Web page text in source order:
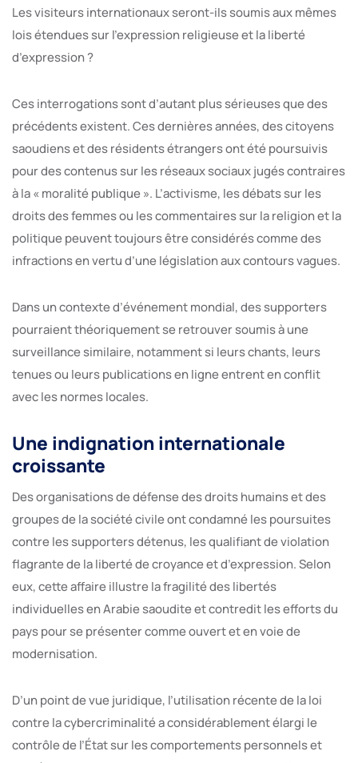
Les visiteurs internationaux seront-ils soumis aux mêmes
lois étendues sur l’expression religieuse et la liberté
d’expression ?
Ces interrogations sont d’autant plus sérieuses que des
précédents existent. Ces dernières années, des citoyens
saoudiens et des résidents étrangers ont été poursuivis
pour des contenus sur les réseaux sociaux jugés contraires
à la « moralité publique ». L’activisme, les débats sur les
droits des femmes ou les commentaires sur la religion et la
politique peuvent toujours être considérés comme des
infractions en vertu d’une législation aux contours vagues.
Dans un contexte d’événement mondial, des supporters
pourraient théoriquement se retrouver soumis à une
surveillance similaire, notamment si leurs chants, leurs
tenues ou leurs publications en ligne entrent en conflit
avec les normes locales.
Une indignation internationale
croissante
Des organisations de défense des droits humains et des
groupes de la société civile ont condamné les poursuites
contre les supporters détenus, les qualifiant de violation
flagrante de la liberté de croyance et d’expression. Selon
eux, cette affaire illustre la fragilité des libertés
individuelles en Arabie saoudite et contredit les efforts du
pays pour se présenter comme ouvert et en voie de
modernisation.
D’un point de vue juridique, l’utilisation récente de la loi
contre la cybercriminalité a considérablement élargi le
contrôle de l’État sur les comportements personnels et